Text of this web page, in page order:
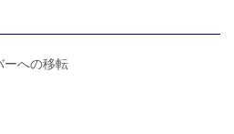
ーへの移転